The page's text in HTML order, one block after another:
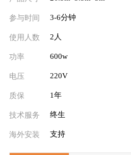
参与时间 3-6分钟
使用人数 2人
功率 600w
电压 220V
质保 1年
技术服务 终生
海外安装 支持